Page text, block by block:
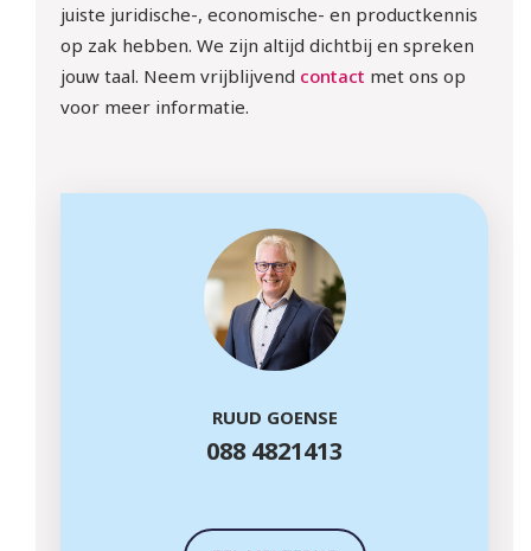
juiste juridische-, economische- en productkennis
op zak hebben. We zijn altijd dichtbij en spreken
jouw taal. Neem vrijblijvend contact met ons op
voor meer informatie.
RUUD GOENSE
088 4821413